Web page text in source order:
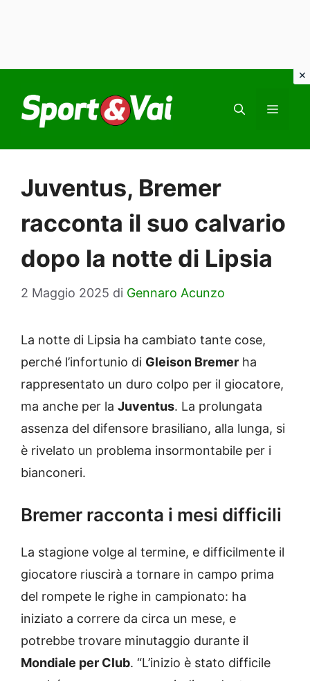
contenuto
Juventus, Bremer
racconta il suo calvario
dopo la notte di Lipsia
2 Maggio 2025 di Gennaro Acunzo
La notte di Lipsia ha cambiato tante cose,
perché l’infortunio di Gleison Bremer ha
rappresentato un duro colpo per il giocatore,
ma anche per la Juventus. La prolungata
assenza del difensore brasiliano, alla lunga, si
è rivelato un problema insormontabile per i
bianconeri.
Bremer racconta i mesi difficili
La stagione volge al termine, e difficilmente il
giocatore riuscirà a tornare in campo prima
del rompete le righe in campionato: ha
iniziato a correre da circa un mese, e
potrebbe trovare minutaggio durante il
Mondiale per Club. “L’inizio è stato difficile